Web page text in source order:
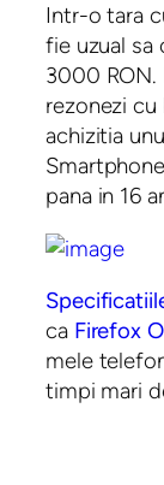
Intr-o tara
fie uzual
3000 RON.
rezonezi cu
achizitia
pana in 16
ca Firefox
mele
timpi mari